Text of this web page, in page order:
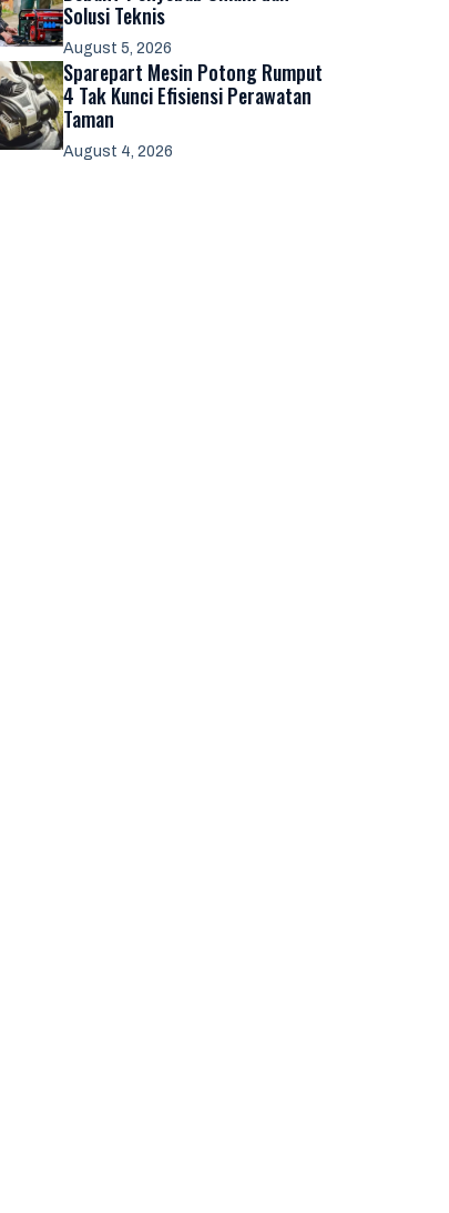
Solusi Teknis
August 5, 2026
Sparepart Mesin Potong Rumput
4 Tak Kunci Efisiensi Perawatan
Taman
August 4, 2026